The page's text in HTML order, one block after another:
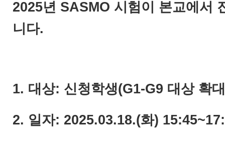
2025년 SASMO 시험이 본교에서
니다.
1. 대상: 신청학생(G1-G9 대상 확
2. 일자: 2025.03.18.(화)